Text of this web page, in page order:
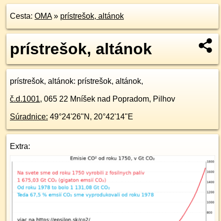
Cesta: OMA» prístrešok, altánok
prístrešok, altánok
prístrešok, altánok: prístrešok, altánok,
č.d.1001, 065 22 Mníšek nad Popradom, Pilhov
Súradnice: 49°24'26"N , 20°42'14"E
Extra: